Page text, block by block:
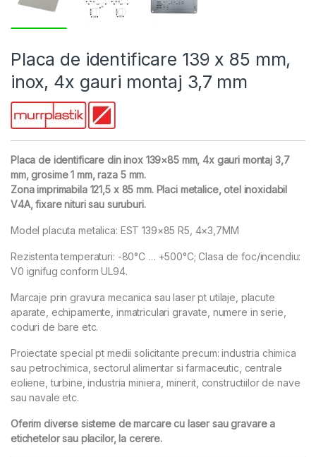
Placa de identificare 139 x 85 mm,
inox, 4x gauri montaj 3,7 mm
Placa de identificare din inox 139×85 mm, 4x gauri montaj 3,7
mm, grosime 1 mm, raza 5 mm.
Zona imprimabila 121,5 x 85 mm. Placi metalice, otel inoxidabil
V4A, fixare nituri sau suruburi.
Model placuta metalica: EST 139×85 R5, 4×3,7MM
Rezistenta temperaturi: -80°C … +500°C; Clasa de foc/incendiu:
V0 ignifug conform UL94.
Marcaje prin gravura mecanica sau laser pt utilaje, placute
aparate, echipamente, inmatriculari gravate, numere in serie,
coduri de bare etc.
Proiectate special pt medii solicitante precum: industria chimica
sau petrochimica, sectorul alimentar si farmaceutic, centrale
eoliene, turbine, industria miniera, minerit, constructiilor de nave
sau navale etc.
Oferim diverse sisteme de marcare cu laser sau gravare a
etichetelor sau placilor, la cerere.